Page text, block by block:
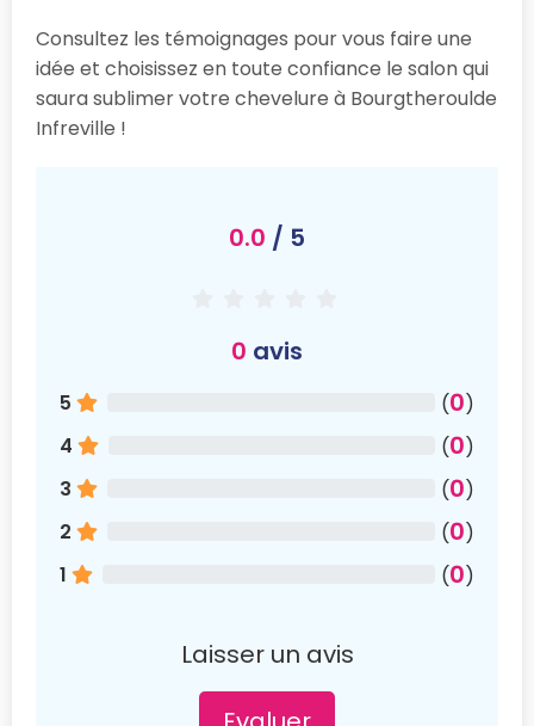
Consultez les témoignages pour vous faire une
idée et choisissez en toute confiance le salon qui
saura sublimer votre chevelure à Bourgtheroulde
Infreville !
0.0 / 5
0 avis
5 (0)
4
(0)
3
(0)
2
(0)
1
(0)
Laisser un avis